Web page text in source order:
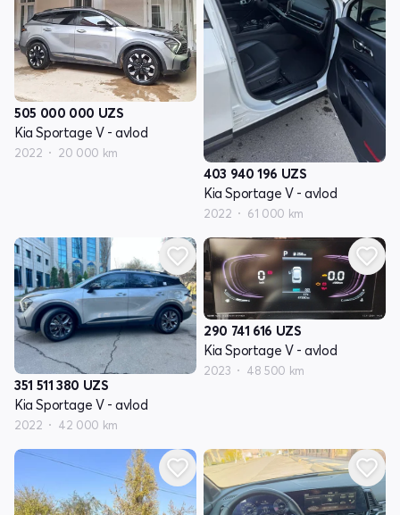
505 000 000 UZS
Kia Sportage V - avlod
2022 20 000 km
403 940 196 UZS
Kia Sportage V - avlod
2022 61 000 km
351 511 380 UZS
Kia Sportage V - avlod
2022 42 000 km
290 741 616 UZS
Kia Sportage V - avlod
2023 48 500 km